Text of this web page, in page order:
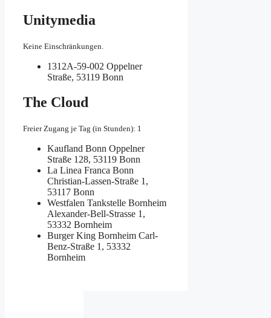
Unitymedia
Keine Einschränkungen.
1312A-59-002 Oppelner
Straße, 53119 Bonn
The Cloud
Freier Zugang je Tag (in Stunden): 1
Kaufland Bonn Oppelner
Straße 128, 53119 Bonn
La Linea Franca Bonn
Christian-Lassen-Straße 1,
53117 Bonn
Westfalen Tankstelle Bornheim
Alexander-Bell-Strasse 1,
53332 Bornheim
Burger King Bornheim Carl-
Benz-Straße 1, 53332
Bornheim